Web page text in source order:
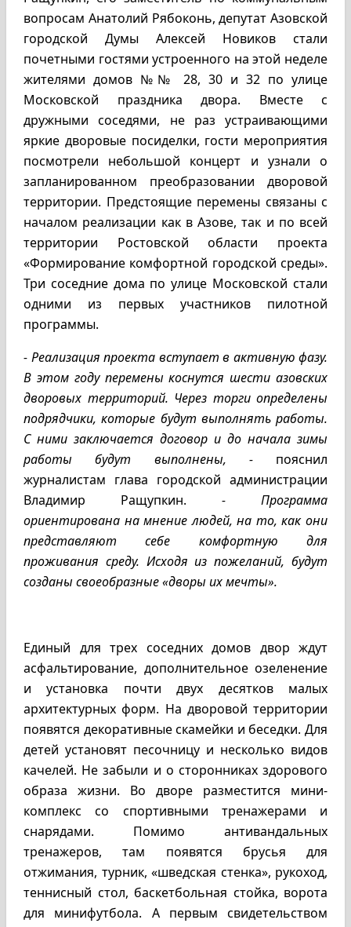
вопросам Анатолий Рябоконь, депутат Азовской
городской Думы Алексей Новиков стали
почетными гостями устроенного на этой неделе
жителями домов №№ 28, 30 и 32 по улице
Московской праздника двора. Вместе с
дружными соседями, не раз устраивающими
яркие дворовые посиделки, гости мероприятия
посмотрели небольшой концерт и узнали о
запланированном преобразовании дворовой
территории. Предстоящие перемены связаны с
началом реализации как в Азове, так и по всей
территории Ростовской области проекта
«Формирование комфортной городской среды».
Три соседние дома по улице Московской стали
одними из первых участников пилотной
программы.
- Реализация проекта вступает в активную фазу.
В этом году перемены коснутся шести азовских
дворовых территорий. Через торги определены
подрядчики, которые будут выполнять работы.
С ними заключается договор и до начала зимы
работы будут выполнены, - пояснил
журналистам глава городской администрации
Владимир Ращупкин. - Программа
ориентирована на мнение людей, на то, как они
представляют себе комфортную для
проживания среду. Исходя из пожеланий, будут
созданы своеобразные «дворы их мечты».
Единый для трех соседних домов двор ждут
асфальтирование, дополнительное озеленение
и установка почти двух десятков малых
архитектурных форм. На дворовой территории
появятся декоративные скамейки и беседки. Для
детей установят песочницу и несколько видов
качелей. Не забыли и о сторонниках здорового
образа жизни. Во дворе разместится мини-
комплекс со спортивными тренажерами и
снарядами. Помимо антивандальных
тренажеров, там появятся брусья для
отжимания, турник, «шведская стенка», рукоход,
теннисный стол, баскетбольная стойка, ворота
для минифутбола. А первым свидетельством